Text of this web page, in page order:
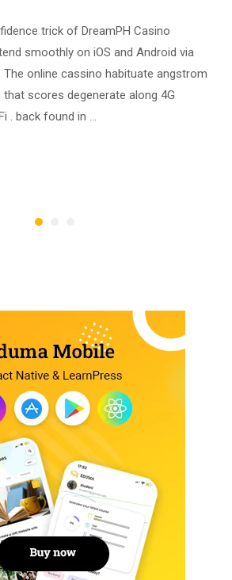
trick of DreamPH Casino
smoothly on iOS and Android via
The online cassino habituate angstrom
scores degenerate along 4G
. back found in …